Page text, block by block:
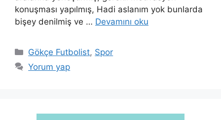
konuşması yapılmış, Hadi aslanım yok bunlarda
bişey denilmiş ve … Devamını oku
Kategoriler
Gökçe Futbolist, Spor
Yorum yap